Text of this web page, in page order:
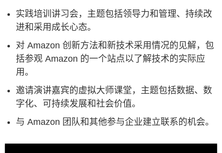
实践培训讲习会，主题包括领导力和管理、持续改
进和采用成长心态。
对 Amazon 创新方法和新技术采用情况的见解，包
括参观 Amazon 的一个站点以了解技术的实际应
用。
邀请演讲嘉宾的虚拟大师课堂，主题包括数据、数
字化、可持续发展和社会价值。
与 Amazon 团队和其他参与企业建立联系的机会。